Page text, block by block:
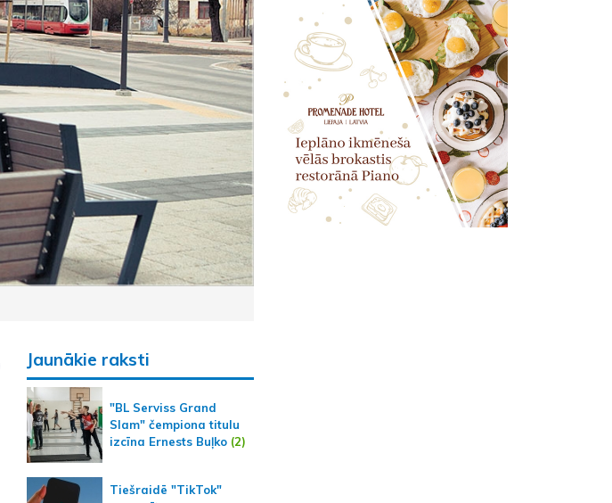
Jaunākie raksti
"BL Serviss Grand
Slam" čempiona titulu
izcīna Ernests Buļko(2)
Tiešraidē "TikTok"